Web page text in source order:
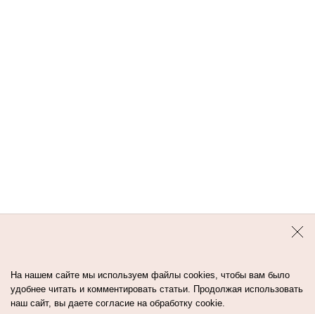
На нашем сайте мы используем файлы cookies, чтобы вам было
удобнее читать и комментировать статьи. Продолжая использовать
наш сайт, вы даете согласие на обработку cookie.